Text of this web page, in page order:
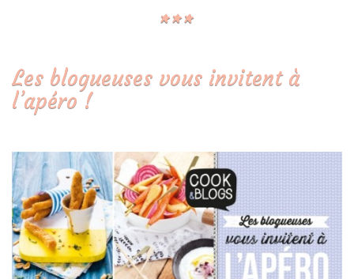
Les blogueuses vous invitent à
l’apéro !